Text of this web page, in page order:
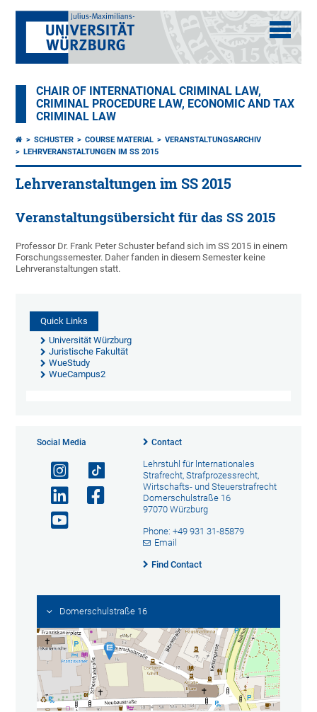
CHAIR OF INTERNATIONAL CRIMINAL LAW,
CRIMINAL PROCEDURE LAW, ECONOMIC AND TAX
CRIMINAL LAW
SCHUSTER COURSE MATERIAL
VERANSTALTUNGSARCHIV
LEHRVERANSTALTUNGEN IM SS 2015
Lehrveranstaltungen im SS 2015
Veranstaltungsübersicht für das SS 2015
Professor Dr. Frank Peter Schuster befand sich im SS 2015 in einem
Forschungssemester. Daher fanden in diesem Semester keine
Lehrveranstaltungen statt.
Quick Links
Universität Würzburg
Juristische Fakultät
WueStudy
WueCampus2
Social Media Contact
Lehrstuhl für lnternationales
Strafrecht, Strafprozessrecht,
Wirtschafts- und Steuerstrafrecht
Domerschulstraße 16
97070 Würzburg
Phone: +49 931 31-85879
Email
Find Contact
Domerschulstraße 16